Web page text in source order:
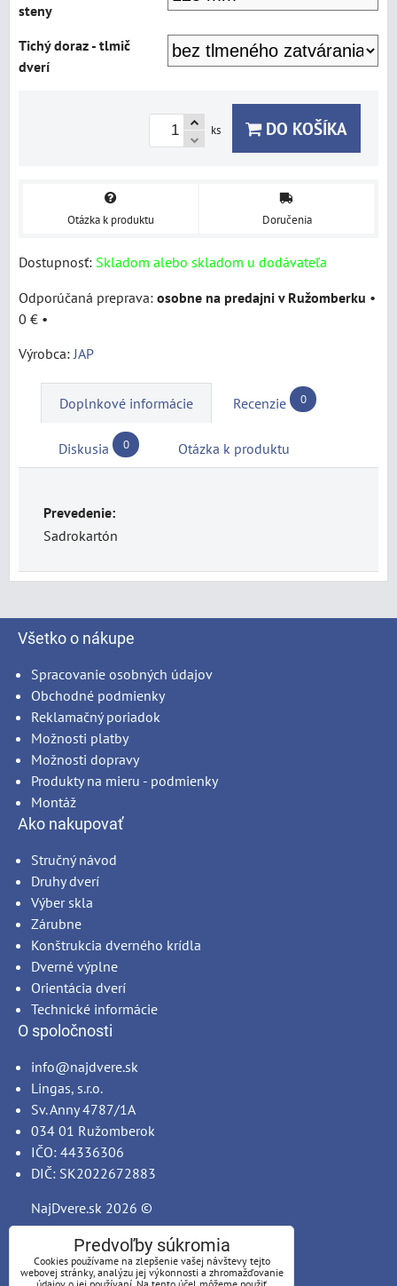
steny
Tichý doraz - tlmič
dverí
ks DO KOŠÍKA
Otázka k produktu Doručenia
Dostupnosť: Skladom alebo skladom u dodávateľa
osobne na predajni v Ružomberku •
0 € •
Výrobca: JAP
Doplnkové informácie Recenzie 0
Diskusia 0 Otázka k produktu
Prevedenie:
Sadrokartón
Všetko o nákupe
Spracovanie osobných údajov
Obchodné podmienky
Reklamačný poriadok
Možnosti platby
Možnosti dopravy
Produkty na mieru - podmienky
Montáž
Ako nakupovať
Stručný návod
Druhy dverí
Výber skla
Zárubne
Konštrukcia dverného krídla
Dverné výplne
Orientácia dverí
Technické informácie
O spoločnosti
info@najdvere.sk
Lingas, s.r.o.
Sv. Anny 4787/1A
034 01 Ružomberok
IČO: 44336306
DIČ: SK2022672883
NajDvere.sk 2026 ©
Predvoľby súkromia
Cookies používame na zlepšenie vašej návštevy tejto
webovej stránky, analýzu jej výkonnosti a zhromažďovanie